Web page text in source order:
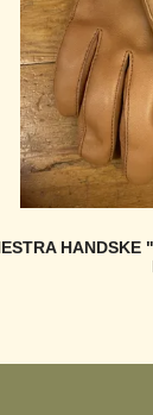
HANDSKE